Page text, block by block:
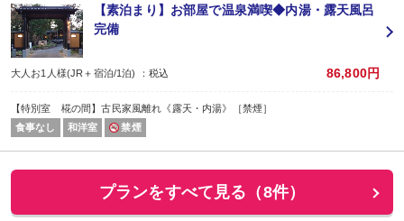
【素泊まり】お部屋で温泉満喫◆内湯・露天風呂
完備
大人お1人様(JR＋宿泊/1泊) ：税込 86,800円
【特別室 椛の間】古民家風離れ《露天・内湯》［禁煙］
食事なし
和洋室 禁煙
プランをすべて見る（8件）